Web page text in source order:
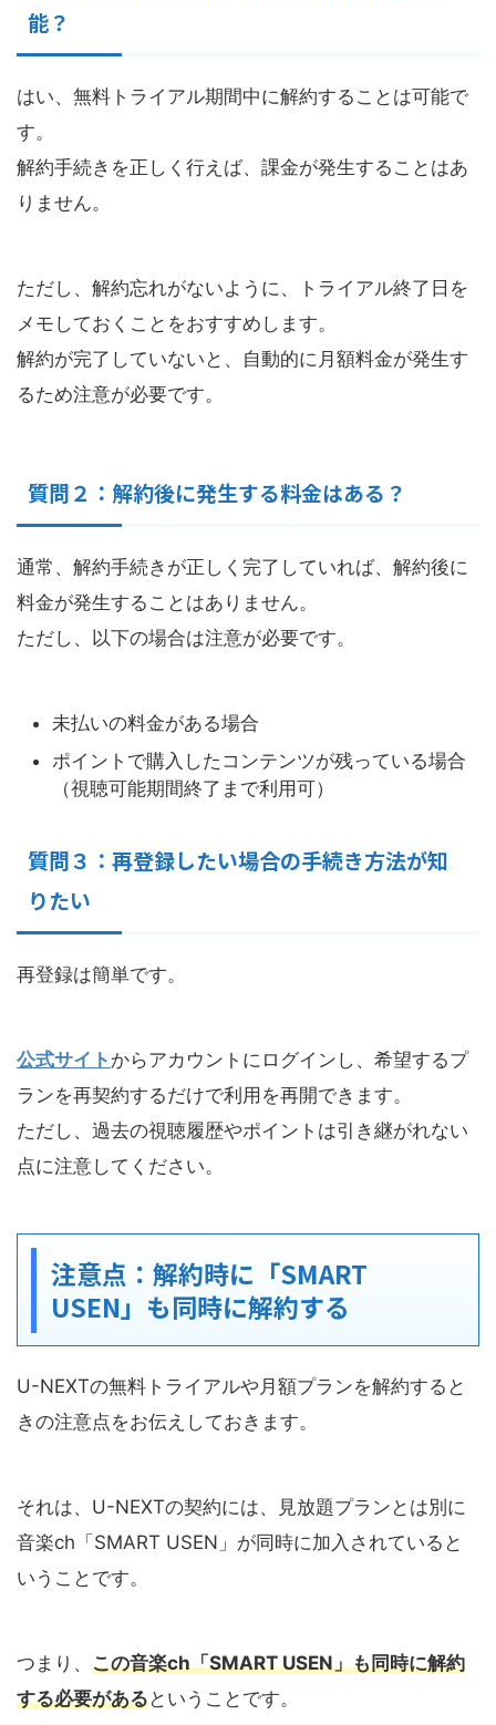
能？
はい、無料トライアル期間中に解約することは可能で
す。
解約手続きを正しく行えば、課金が発生することはあ
りません。
ただし、解約忘れがないように、トライアル終了日を
メモしておくことをおすすめします。
解約が完了していないと、自動的に月額料金が発生す
るため注意が必要です。
質問２：解約後に発生する料金はある？
通常、解約手続きが正しく完了していれば、解約後に
料金が発生することはありません。
ただし、以下の場合は注意が必要です。
未払いの料金がある場合
ポイントで購入したコンテンツが残っている場合
（視聴可能期間終了まで利用可）
質問３：再登録したい場合の手続き方法が知
りたい
再登録は簡単です。
公式サイト からアカウントにログインし、希望するプ
ランを再契約するだけで利用を再開できます。
ただし、過去の視聴履歴やポイントは引き継がれない
点に注意してください。
注意点：解約時に「SMART
USEN」も同時に解約する
U-NEXTの無料トライアルや月額プランを解約すると
きの注意点をお伝えしておきます。
それは、U-NEXTの契約には、見放題プランとは別に
音楽ch「SMART USEN」が同時に加入されていると
いうことです。
つまり、 この音楽ch「SMART USEN」も同時に解約
する必要があるということです。